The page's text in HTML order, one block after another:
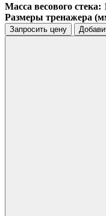
Масса весового стека:
Размеры тренажера
Запросить цену